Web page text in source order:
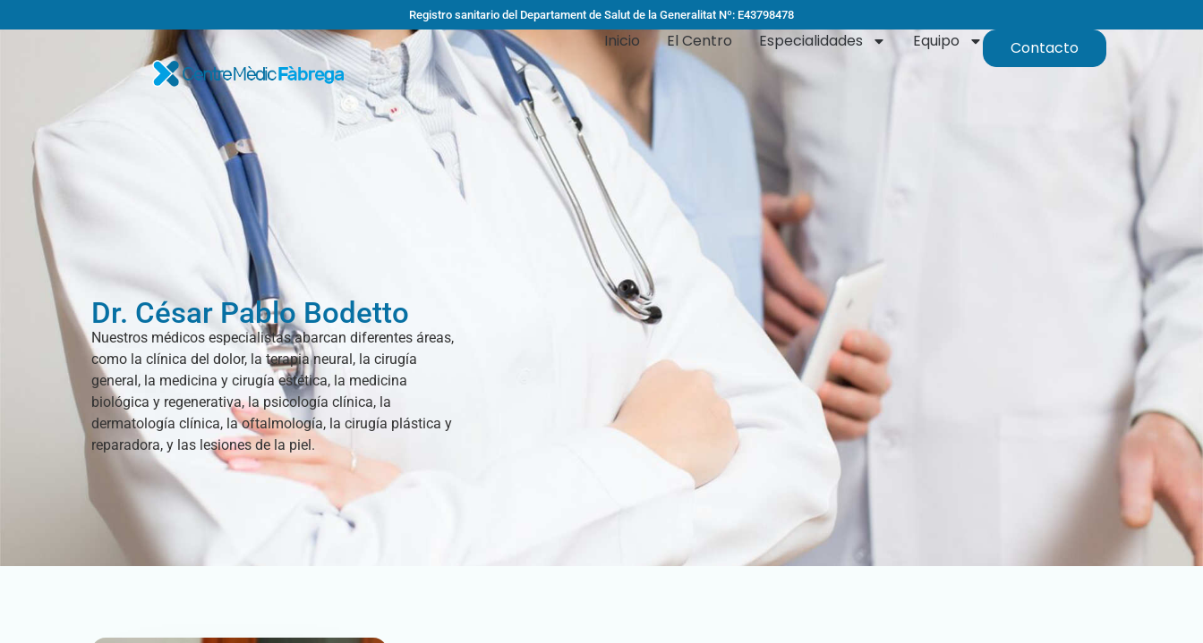
Registro sanitario del Departament de Salut de la Generalitat Nº: E43798478
Inicio El Centro Especialidades Equipo Contacto
Dr. César Pablo Bodetto
Nuestros médicos especialistas abarcan diferentes áreas,
como la clínica del dolor, la terapia neural, la cirugía
general, la medicina y cirugía estética, la medicina
biológica y regenerativa, la psicología clínica, la
dermatología clínica, la oftalmología, la cirugía plástica y
reparadora, y las lesiones de la piel.